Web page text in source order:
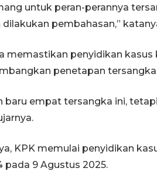
untuk peran-perannya
dilakukan pembahasan,”
memastikan penyidikan
penetapan tersangka
baru empat tersangka ini,
KPK memulai penyidikan
pada 9 Agustus 2025.